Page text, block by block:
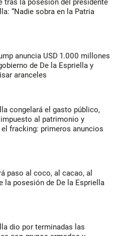
tras la posesión del presidente
“Nadie sobra en la Patria
anuncia USD 1.000 millones
de De la Espriella y
aranceles
congelará el gasto público,
al patrimonio y
fracking: primeros anuncios
paso al coco, al cacao, al
la posesión de De la Espriella
dio por terminadas las